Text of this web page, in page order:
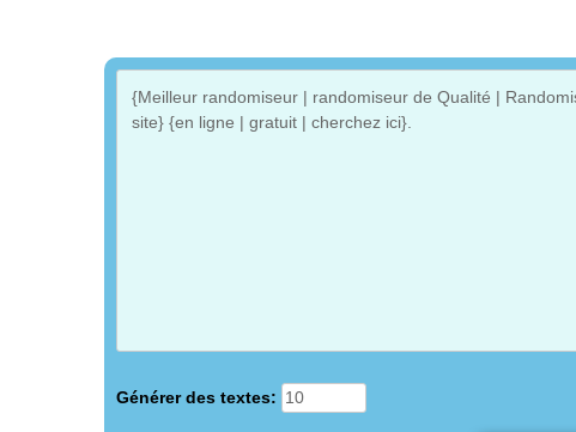
Générer des textes: